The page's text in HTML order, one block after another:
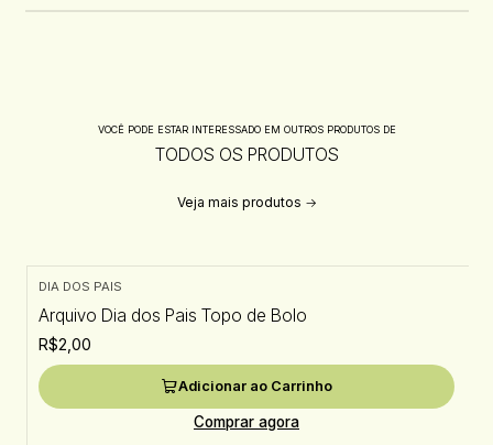
VOCÊ PODE ESTAR INTERESSADO EM OUTROS PRODUTOS DE
TODOS OS PRODUTOS
Veja mais produtos
DIA DOS PAIS
Arquivo Dia dos Pais Topo de Bolo
R$2,00
Adicionar ao Carrinho
Comprar agora